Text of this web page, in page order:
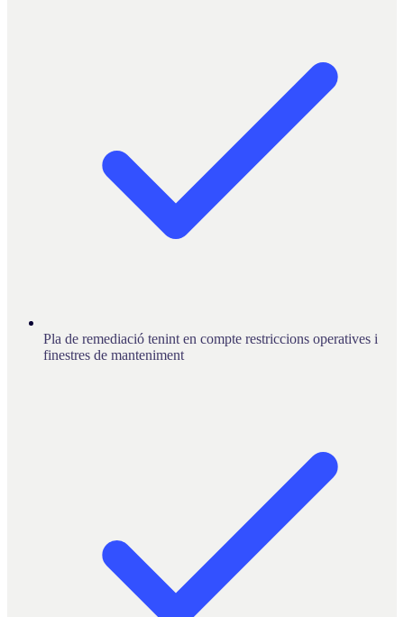
Pla de remediació tenint en compte restriccions operatives i
finestres de manteniment